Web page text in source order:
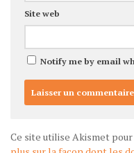
Site web
Notify me by email
Ce site utilise Akismet